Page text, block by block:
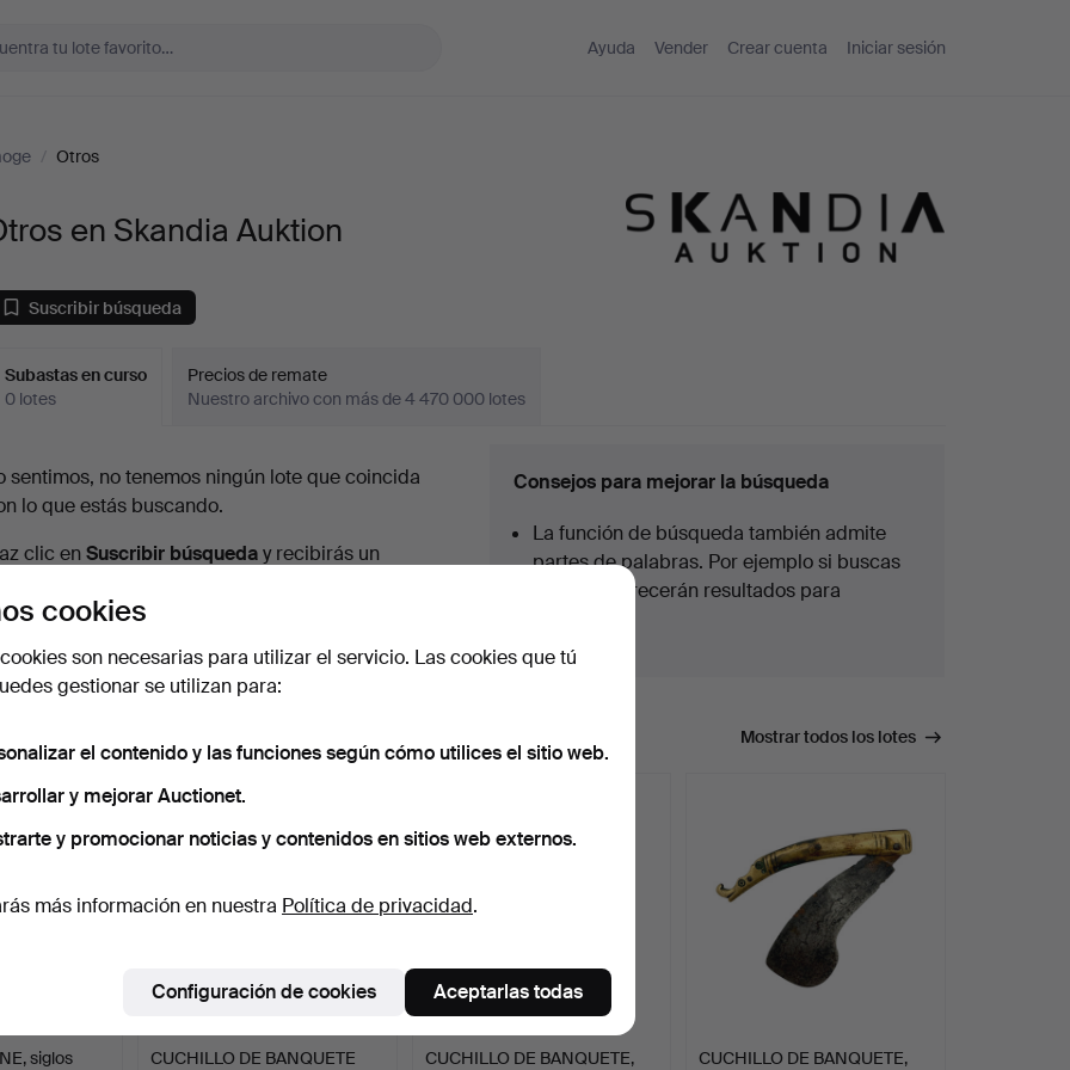
Ayuda Vender Crear cuenta Iniciar sesión
/ Otros
en Skandia Auktion
Suscribir búsqueda
Subastas en curso
0 lotes
Precios de remate
Nuestro archivo con más de 4 470 000 lotes
sentimos, no tenemos ningún lote que coincida
lo que estás buscando.
clic enSuscribir búsqueday recibirás un
Consejos para mejorar la búsqueda
La función de búsqueda también admite
partes de palabras. Por ejemplo si buscas
te aparecerán resultados para
archivo que coinciden con tu búsqueda. Mostrar todos los lotes
siglos CUCHILLO DE BANQUETE CUCHILLO DE BANQUETE, CUCHILLO DE BANQUETE,
cookies
son necesarias para utilizar el servicio. Las cookies que tú
gestionar se utilizan para:
el contenido y las funciones según cómo utilices el sitio web.
y mejorar Auctionet.
y promocionar noticias y contenidos en sitios web externos.
más información en nuestra Política de privacidad.
Configuración de cookies Aceptarlas todas